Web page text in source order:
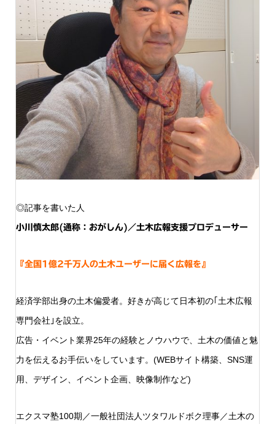
◎記事を書いた人
小川慎太郎(通称：おがしん)／土木広報支援プロデューサー
『全国1億2千万人の土木ユーザーに届く広報を』
経済学部出身の土木偏愛者。好きが高じて日本初の｢土木広報
専門会社｣を設立。
広告・イベント業界25年の経験とノウハウで、土木の価値と魅
力を伝えるお手伝いをしています。(WEBサイト構築、SNS運
用、デザイン、イベント企画、映像制作など)
エクスマ塾100期／一般社団法人ツタワルドボク理事／土木の